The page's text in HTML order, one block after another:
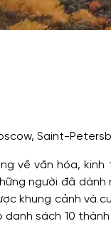
Saint-
về văn hóa,
người đã dành
khung cảnh và
sách 10